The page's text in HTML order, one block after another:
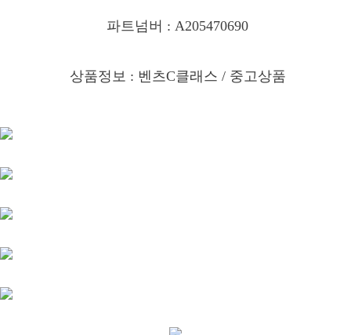
파트넘버 : A205470690
상품정보 : 벤츠C클래스 / 중고상품